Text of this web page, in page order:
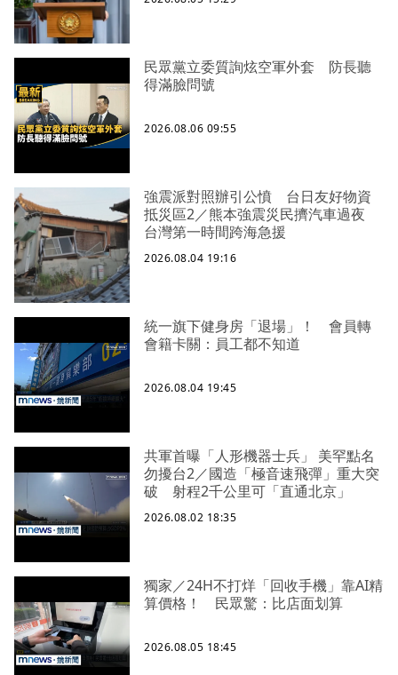
民眾黨立委質詢炫空軍外套 防長聽
得滿臉問號
2026.08.06 09:55
強震派對照辦引公憤 台日友好物資
抵災區2／熊本強震災民擠汽車過夜
台灣第一時間跨海急援
2026.08.04 19:16
統一旗下健身房「退場」！ 會員轉
會籍卡關：員工都不知道
2026.08.04 19:45
共軍首曝「人形機器士兵」 美罕點名
勿擾台2／國造「極音速飛彈」重大突
破 射程2千公里可「直通北京」
2026.08.02 18:35
獨家／24H不打烊「回收手機」靠AI精
算價格！ 民眾驚：比店面划算
2026.08.05 18:45